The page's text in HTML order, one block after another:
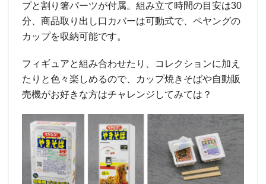
プと割り箸パーツが付属。組み立て時間の目安は30
分、商品取り出し口カバーは可動式で、ペヤングの
カップを収納可能です。
フィギュアと組み合わせたり、コレクションに加え
たりと色々楽しめるので、カップ焼きそばや自動販
売機がお好きな方はチャレンジしてみては？